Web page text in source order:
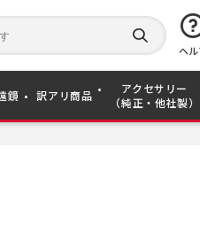
か
ら
検
索
す
る
ヘル
鏡 訳アリ商品
アクセサリー
（純正・他社製）